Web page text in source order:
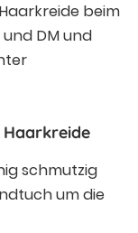
beim
und DM und
schmutzig
um die